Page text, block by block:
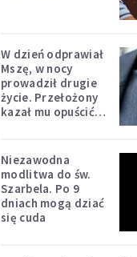
W dzień odprawiał
Mszę, w nocy
prowadził drugie
życie. Przełożony
kazał mu opuścić
Niezawodna
modlitwa do św.
Szarbela. Po 9
dniach mogą dziać
się cuda